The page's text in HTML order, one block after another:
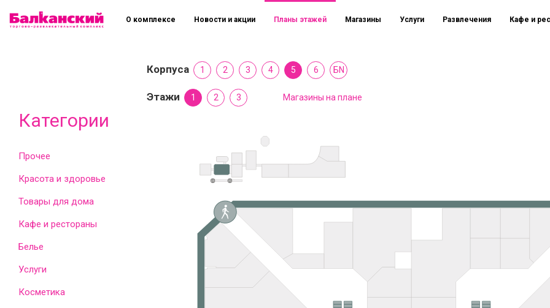
Категории
Прочее
Красота и здоровье
Товары для дома
Кафе и рестораны
Белье
Услуги
Косметика
О комплексе Новости и акции Планы этажей Магазины Услуги Развлечения Кафе и
Корпуса 1 2 3 4 5 6 БN
Этажи 1 2 3 Магазины на плане